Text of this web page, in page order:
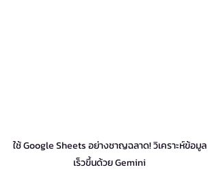
ใช้ Google Sheets อย่างชาญฉลาด! วิเคราะห์ข้อมูล
เร็วขึ้นด้วย Gemini